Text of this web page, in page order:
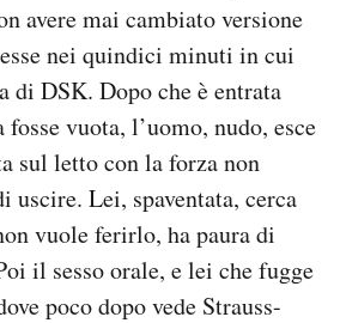
avere mai cambiato versione
nei quindici minuti in cui
di DSK. Dopo che è entrata
fosse vuota, l’uomo, nudo, esce
sul letto con la forza non
uscire. Lei, spaventata, cerca
vuole ferirlo, ha paura di
il sesso orale, e lei che fugge
poco dopo vede Strauss-